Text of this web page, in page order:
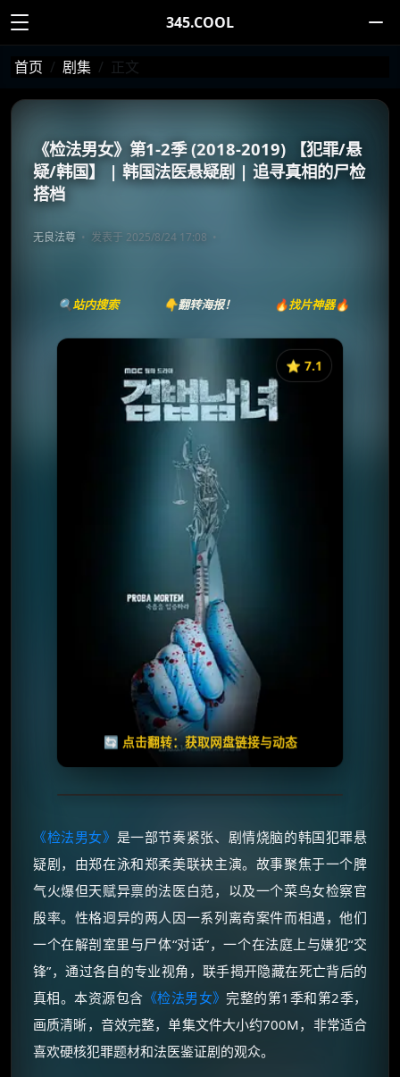
345.COOL
首页 剧集 正文
《检法男女》第1-2季 (2018-2019) 【犯罪/悬
疑/韩国】 | 韩国法医悬疑剧 | 追寻真相的尸检
搭档
无良法尊 发表于 2025/8/24 17:08
🔍站内搜索 👇翻转海报！ 🔥找片神器🔥
⭐️ 7.1
🔄 点击翻转：获取网盘链接与动态
《检法男女》
⭐
收藏
⭐️ 评分：7.1 | 🎬 2018年
✅ 已完结
夸克网盘
失效请反馈
🧧️
天天领红包
《检法男女》 是一部节奏紧张、剧情烧脑的韩国犯罪悬
疑剧，由郑在泳和郑柔美联袂主演。故事聚焦于一个脾
气火爆但天赋异禀的法医白范，以及一个菜鸟女检察官
殷率。性格迥异的两人因一系列离奇案件而相遇，他们
一个在解剖室里与尸体“对话”，一个在法庭上与嫌犯“交
锋”，通过各自的专业视角，联手揭开隐藏在死亡背后的
真相。本资源包含 《检法男女》完整的第1季和第2季，
画质清晰，音效完整，单集文件大小约700M，非常适合
喜欢硬核犯罪题材和法医鉴证剧的观众。